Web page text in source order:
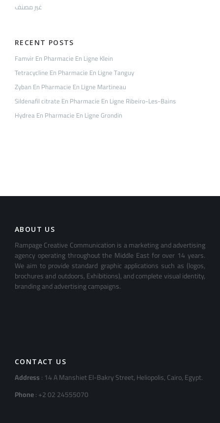
غير مصنف
RECENT POSTS
Famvir En Pharmacie En Ligne Klein
Tetracycline En Pharmacie En Ligne Tanguy
Zyban En Pharmacie En Ligne Martineau
Sildenafil citrate En Pharmacie En Ligne Ribeiro-Les-Bains
Hydrea En Pharmacie En Ligne Grondin
ABOUT US
Rampage Creative Communication is a marketing and advertising
agency operating throughout the Middle East for over 14 years.
We aim to provide standard graphic applications such as (logos,
brochures and outdoors, Exhibitions), and complete visual identity,
branding and advertising campaigns.
CONTACT US
Address: 14 A Manshiet El-Bakry Street, Heliopolis, Cairo, Egypt.
Phone: +2 02 24555070